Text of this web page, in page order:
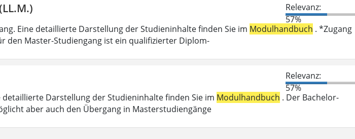
Relevanz:
57%
Eine detaillierte Darstellung der Studieninhalte finden Sie im Modulhandbuch . *Zugang
den Master-Studiengang ist ein qualifizierter Diplom-
Relevanz:
57%
Darstellung der Studieninhalte finden Sie im Modulhandbuch . Der Bachelor-
aber auch den Übergang in Masterstudiengänge